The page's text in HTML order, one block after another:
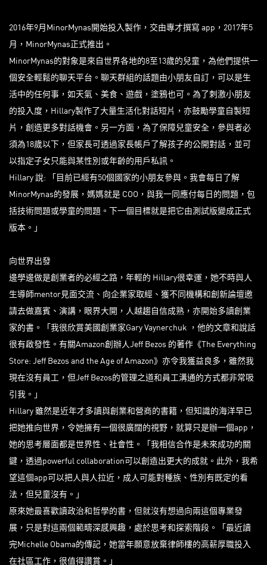
2016年9月MinorMynas開始投入製作，交由專才撰寫 app，2017年5
月，MinorMynas正式推出。
MinorMynas的對象是來自世界各地的8至13歲的兒童，為他們提供一
個安全輕鬆的聊天平台。聊天群組的話題由小朋友自訂，可以是生
活中的任何事，如天氣、美食、遊戲，塗鴉也可。為了刺激小朋友
的投入度，Hillary製作了大量生活化對話短片，亦鼓勵學童自製短
片，創造更多對話機會。另一方面，為了保障兒童安全，參與者必
須為18歲以下，但家長可透過家長帳戶了解孩子的公開對話，並可
以指定子女只能與某性別或年齡的用戶私訊。
Hillary 說: 「目前已經有50個國家的小朋友參與。我會每日了解
MinorMynas的發展，媽媽就是 COO，與我一同應付每日的問題，包
括技術問題或學童的問題。下一個目標就是把它由測試版變成正式
版本。」
向世界出發
邊學邊做是創業者的必經之路，年輕的 Hillary很幸運，她不時與人
生導師mentor見面交流、向企業家取經、獲不同機構和創新論壇邀
請去做嘉賓、演講，眼界大開，人越趨自信成熟，亦開始多讀創業
家的書。「我很欣賞美國創業家Gary Vaynerchuk ，他的文章和說話
很有啟發性。有關Amazon創辦人Jeff Bezos 的著作《The Everything
Store: Jeff Bezos and the Age of Amazon》亦令我獲益良多，雖然我
現在沒有員工，但Jeff Bezos的管理之道和員工溝通的方式都非常吸
引我。」
Hillary 雖然是近年才多讀與創業和營商的書籍，但知識的海洋早已
把她推向世界，令她擁有一個很廣闊的視野，就算只是辦一個app，
她的思考層面都是世界性、社會性。「我相信合作是未來成功的關
鍵，透過powerful collaboration可以創造出更大的成就。此外，我希
望這個app可以把人與人拉近，成人可能對種族、性別有既定的看
法，但兒童沒有。」
原來她最喜歡讀政治和哲學的書，但就沒有想過向兩這個專業發
展，只是對這兩個範疇深感興趣，處於思考和探索階段。「最近讀
完Michelle Obama的傳記，她當年願意放棄律師樓的高薪厚職投入
在社區工作，很值得讚賞。」